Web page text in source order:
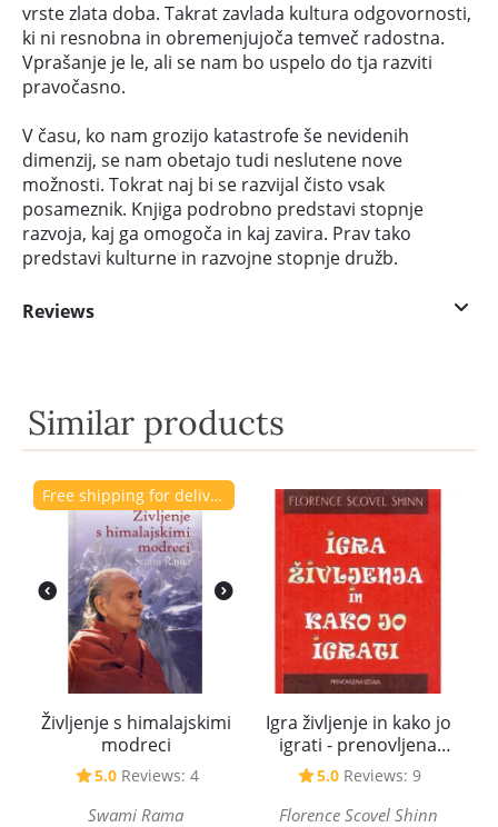
vrste zlata doba. Takrat zavlada kultura odgovornosti,
ki ni resnobna in obremenjujoča temveč radostna.
Vprašanje je le, ali se nam bo uspelo do tja razviti
pravočasno.
V času, ko nam grozijo katastrofe še nevidenih
dimenzij, se nam obetajo tudi neslutene nove
možnosti. Tokrat naj bi se razvijal čisto vsak
posameznik. Knjiga podrobno predstavi stopnje
razvoja, kaj ga omogoča in kaj zavira. Prav tako
predstavi kulturne in razvojne stopnje družb.
Reviews
Similar products
Free shipping for delivery to Slovenia.
Življenje s himalajskimi
modreci
5.0 Reviews: 4
Swami Rama
Igra življenje in kako jo
igrati - prenovljena
izdaja
5.0 Reviews: 9
Florence Scovel Shinn